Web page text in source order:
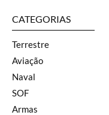
CATEGORIAS
Terrestre
Aviação
Naval
SOF
Armas